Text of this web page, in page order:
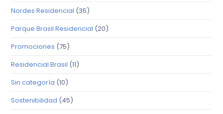
Nordes Residencial (35)
Parque Brasil Residencial (20)
Promociones (75)
Residencial Brasil (11)
Sin categoría (10)
Sostenibilidad (45)